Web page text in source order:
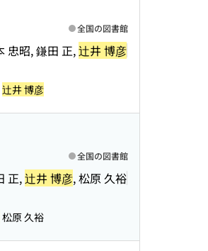
忠昭, 鎌田 正,辻井 博彦
全国の図書館
辻井 博彦
正,辻井 博彦, 松原 久裕
全国の図書館
松原 久裕